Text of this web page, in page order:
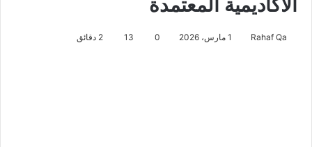
الأكاديمية المعتمدة
Rahaf Qa 1 مارس، 2026 0
13